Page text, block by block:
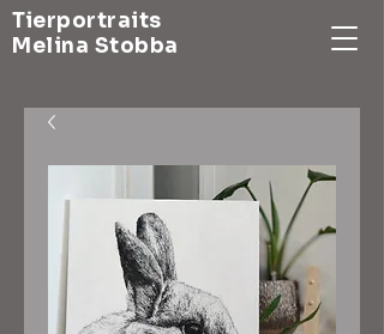
Tierportraits
Melina Stobba